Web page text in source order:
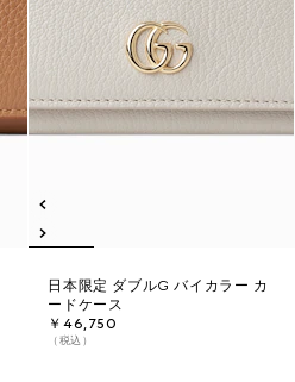
日本限定 ダブルG バイカラー カ
ードケース
￥46,750
（税込）